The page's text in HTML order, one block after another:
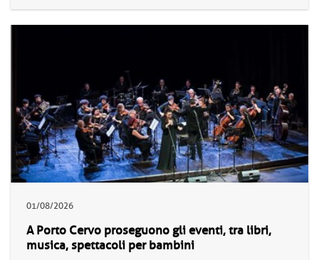
01/08/2026
A Porto Cervo proseguono gli eventi, tra libri,
musica, spettacoli per bambini